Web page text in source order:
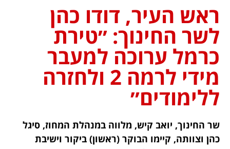
ראש העיר, דודו כהן
לשר החינוך: ״טירת
כרמל ערוכה למעבר
מידי לרמה 2 ולחזרה
ללימודים״
שר החינוך, יואב קיש, מלווה במנהלת המחוז, סיגל
כהן וצוותה, קיימו הבוקר (ראשון) ביקור וישיבת